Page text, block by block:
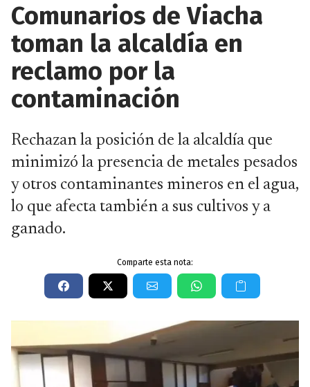
Comunarios de Viacha
toman la alcaldía en
reclamo por la
contaminación
Rechazan la posición de la alcaldía que
minimizó la presencia de metales pesados
y otros contaminantes mineros en el agua,
lo que afecta también a sus cultivos y a
ganado.
Comparte esta nota: